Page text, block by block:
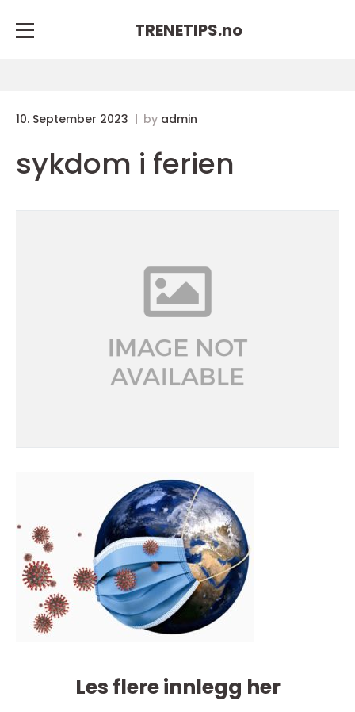
TRENETIPS.no
10. September 2023 by admin
sykdom i ferien
Les flere innlegg her